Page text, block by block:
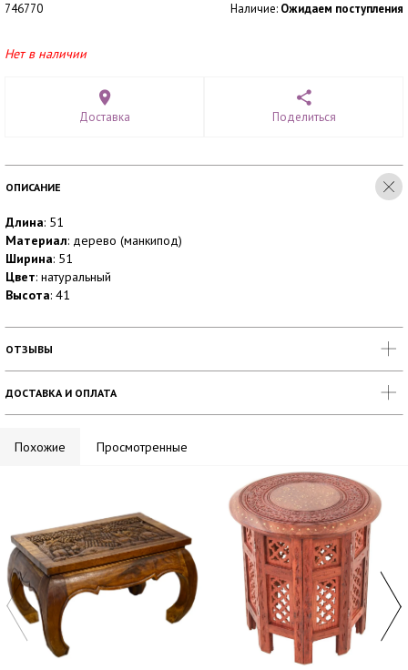
746770 Наличие: Ожидаем поступления
Нет в наличии
Доставка Поделиться
ОПИСАНИЕ
Длина: 51
Материал: дерево (манкипод)
Ширина: 51
Цвет: натуральный
Высота: 41
ОТЗЫВЫ
ДОСТАВКА И ОПЛАТА
Похожие Просмотренные